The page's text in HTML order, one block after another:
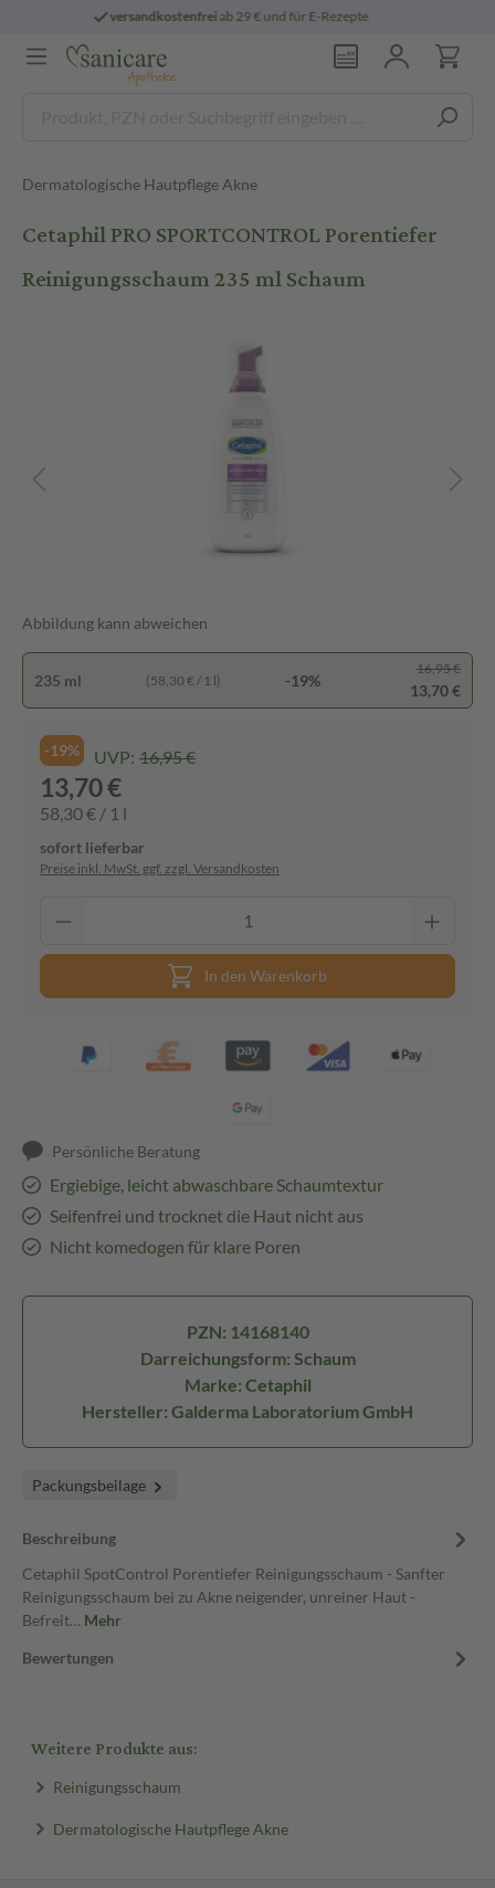
ab 29 € und für E-Rezepte
Dermatologische Hautpflege Akne
Cetaphil PRO SPORTCONTROL Porentiefer
Reinigungsschaum 235 ml Schaum
Abbildung kann abweichen
235 ml (58,30 € / 1 l) -19%
16,95 €
13,70 €
-19% UVP: 16,95 €
13,70 €
58,30 € / 1 l
sofort lieferbar
Preise inkl. MwSt. ggf. zzgl. Versandkosten
In den Warenkorb
Persönliche Beratung
Ergiebige, leicht abwaschbare Schaumtextur
Seifenfrei und trocknet die Haut nicht aus
Nicht komedogen für klare Poren
PZN: 14168140
Darreichungsform: Schaum
Marke: Cetaphil
Hersteller: Galderma Laboratorium GmbH
Packungsbeilage
Beschreibung
Cetaphil SpotControl Porentiefer Reinigungsschaum - Sanfter
Reinigungsschaum bei zu Akne neigender, unreiner Haut -
Befreit… Mehr
Bewertungen
Weitere Produkte aus:
Reinigungsschaum
Dermatologische Hautpflege Akne